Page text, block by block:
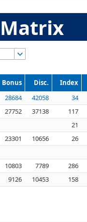
Bonus Disc.
Index
28684 42058
34
27752 37138
117
21
23301 10656
26
10803 7789
286
9126 10453 158